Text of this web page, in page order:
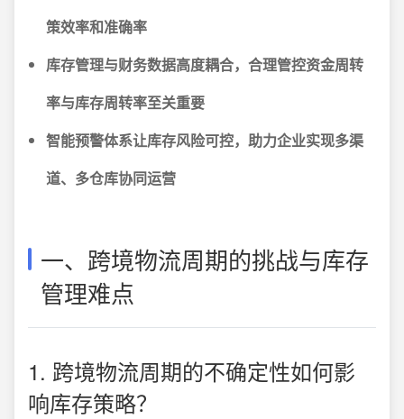
策效率和准确率
库存管理与财务数据高度耦合，合理管控资金周转
率与库存周转率至关重要
智能预警体系让库存风险可控，助力企业实现多渠
道、多仓库协同运营
一、跨境物流周期的挑战与库存
管理难点
1. 跨境物流周期的不确定性如何影
响库存策略？